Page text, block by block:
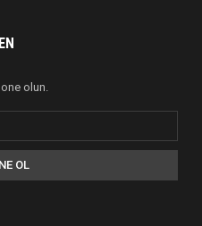
olun.
OL